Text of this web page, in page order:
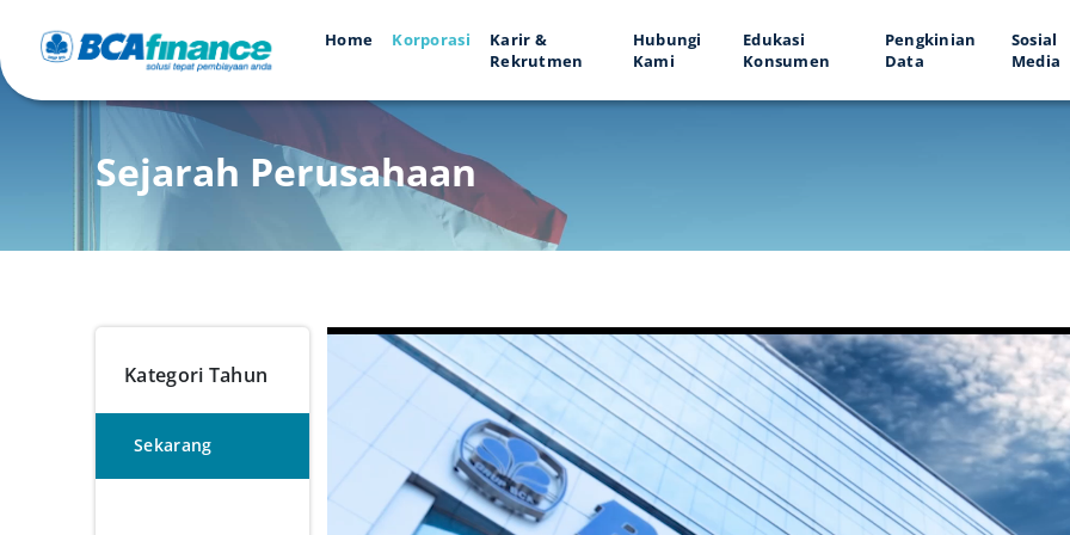
Home Korporasi
Karir &
Rekrutmen
Hubungi
Kami
Edukasi
Konsumen
Pengkinian
Data
Sosial
Media
Sejarah Perusahaan
Kategori Tahun
Sekarang